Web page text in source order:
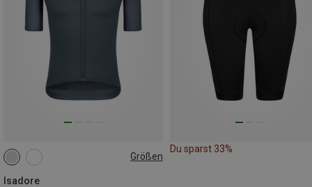
Größen
Isadore
S M
Du sparst 33%